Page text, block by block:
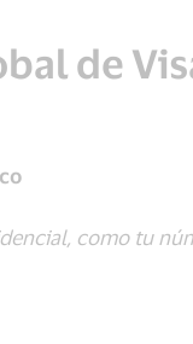
de
como tu